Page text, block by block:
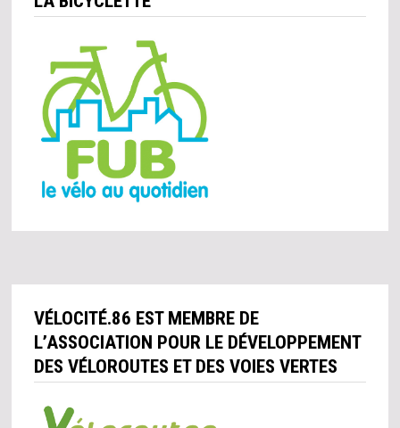
VÉLOCITÉ.86 EST MEMBRE DE
L’ASSOCIATION POUR LE DÉVELOPPEMENT
DES VÉLOROUTES ET DES VOIES VERTES